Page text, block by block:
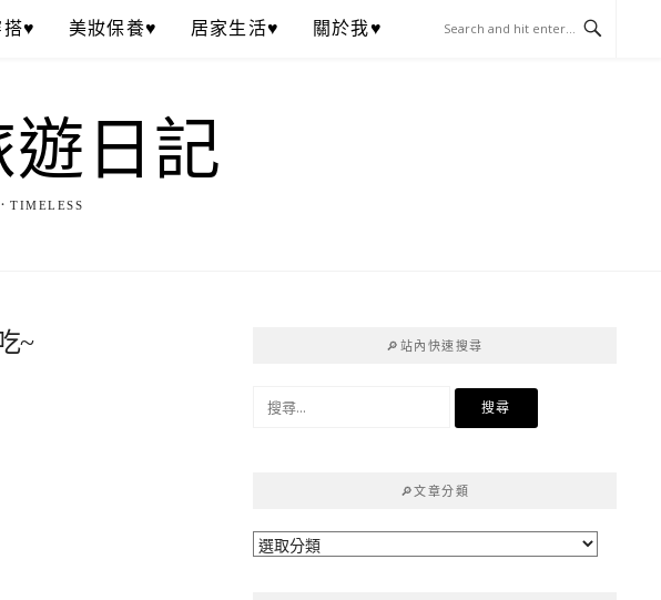
搭♥ 美妝保養♥ 居家生活♥ 關於我♥
日記
TIMELESS
~ 🔎站內快速搜尋
🔎文章分類
🔎